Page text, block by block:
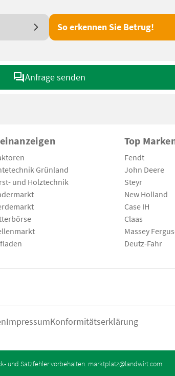
So erkennen Sie Betrug!
Anfrage senden
Grünland
und Holztechnik
Top
Fendt
John Deere
Steyr
New Holland
Case IH
Claas
Massey
Deutz-Fahr
ImpressumKonformitätserklärung
und Satzfehler vorbehalten. marktplatz@landwirt.com